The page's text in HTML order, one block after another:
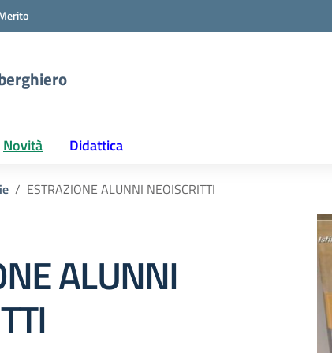
Novità Didattica
ESTRAZIONE ALUNNI NEOISCRITTI
ALUNNI